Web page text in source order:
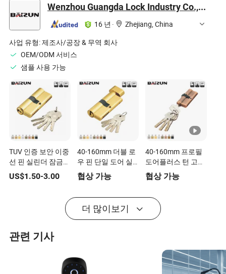
Wenzhou Guangda Lock Industry Co., Ltd.
16 년 ·
Zhejiang, China
사업 유형:제조사/공장 & 무역 회사
OEM/ODM 서비스
샘플 사용 가능
TUV 인증 보안 이중
선 핀 실린더 잠금장
치 문 창문용
US$1.50-3.00
40-160mm 더블 로
우 핀 단일 도어 실
린더 잠금장치 손잡
이 턴
협상 가능
40-160mm 프로필
도어플러스 턴 고급
보안 잠금 실린더 나
무 문용
협상 가능
더 많이보기
관련 기사